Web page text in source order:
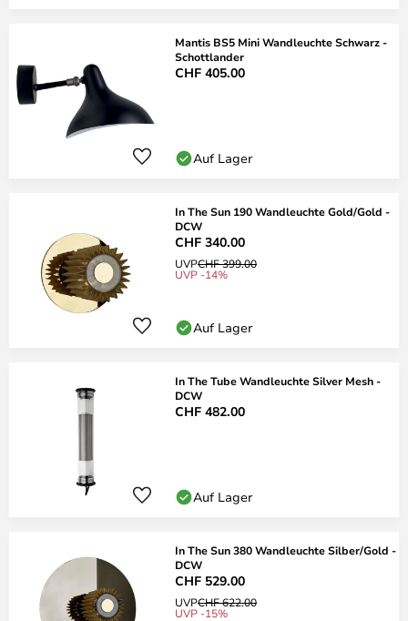
Mantis BS5 Mini Wandleuchte Schwarz -
Schottlander
CHF 405.00
Auf Lager
In The Sun 190 Wandleuchte Gold/Gold -
DCW
CHF 340.00
UVPCHF 399.00
UVP -14%
Auf Lager
In The Tube Wandleuchte Silver Mesh -
DCW
CHF 482.00
Auf Lager
In The Sun 380 Wandleuchte Silber/Gold -
DCW
CHF 529.00
UVPCHF 622.00
UVP -15%